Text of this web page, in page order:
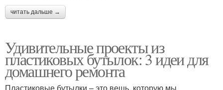
читать дальше →
Удивительные проекты из
пластиковых бутылок: 3 идеи для
домашнего ремонта
Пластиковые бутылки – это вещь, которую мы